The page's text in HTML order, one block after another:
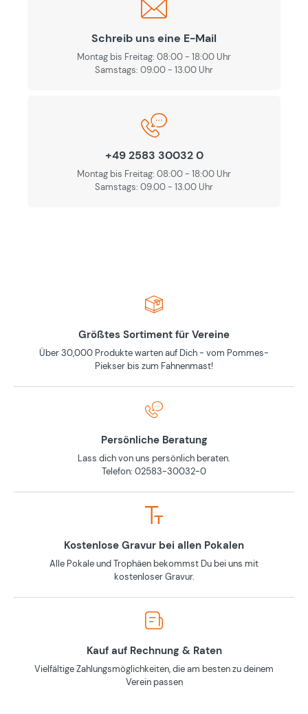
Schreib uns eine E-Mail
Montag bis Freitag: 08:00 - 18:00 Uhr
Samstags: 09.00 - 13.00 Uhr
+49 2583 30032 0
Montag bis Freitag: 08:00 - 18:00 Uhr
Samstags: 09.00 - 13.00 Uhr
Größtes Sortiment für Vereine
Über 30,000 Produkte warten auf Dich - vom Pommes-
Piekser bis zum Fahnenmast!
Persönliche Beratung
Lass dich von uns persönlich beraten.
Telefon: 02583-30032-0
Kostenlose Gravur bei allen Pokalen
Alle Pokale und Trophäen bekommst Du bei uns mit
kostenloser Gravur.
Kauf auf Rechnung & Raten
Vielfältige Zahlungsmöglichkeiten, die am besten zu deinem
Verein passen